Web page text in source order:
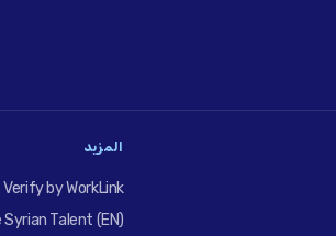
المزيد
Verify by WorkLink
Syrian Talent (EN)